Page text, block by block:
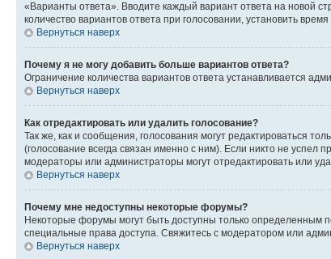
«Варианты ответа». Вводите каждый вариант ответа на новой
количество вариантов ответа при голосовании, установить
Вернуться наверх
Почему я не могу добавить больше вариантов ответа?
Ограничение количества вариантов ответа устанавливается
Вернуться наверх
Как отредактировать или удалить голосование?
Так же, как и сообщения, голосования могут редактироваться
(голосование всегда связан именно с ним). Если никто не успел
модераторы или администраторы могут отредактировать или
Вернуться наверх
Почему мне недоступны некоторые форумы?
Некоторые форумы могут быть доступны только определенным
специальные права доступа. Свяжитесь с модератором или
Вернуться наверх